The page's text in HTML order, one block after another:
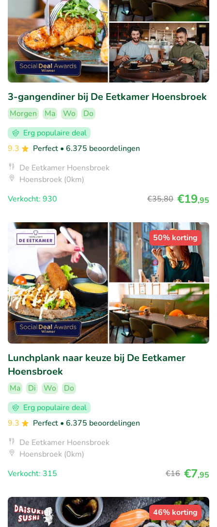
3-gangendiner bij De Eetkamer Hoensbroek
Morgen Ma Wo
Do
Erg populaire deal
9.3
Perfect • 6.375 beoordelingen
De Eetkamer Hoensbroek
Hoensbroek (0km)
Verkocht: 930
€35,80 €19,95
50% korting
Lunchplank naar keuze bij De Eetkamer
Hoensbroek
Ma Di Wo
Do
Erg populaire deal
9.3
Perfect • 6.375 beoordelingen
De Eetkamer Hoensbroek
Hoensbroek (0km)
Verkocht: 315
€16 €7,95
46% korting